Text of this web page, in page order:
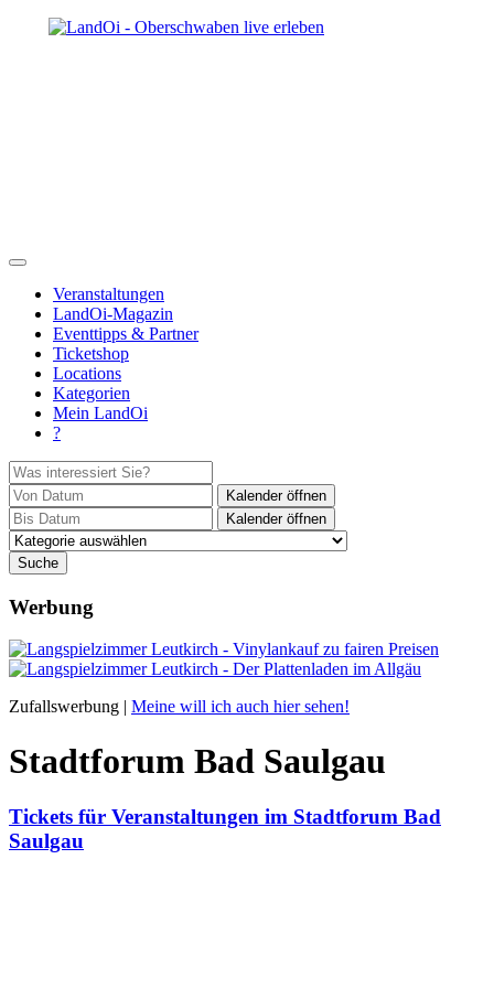
Veranstaltungen
LandOi-Magazin
Eventtipps & Partner
Ticketshop
Locations
Kategorien
Mein LandOi
?
Kalender öffnen
Kalender öffnen
Werbung
Zufallswerbung | Meine will ich auch hier sehen!
Stadtforum Bad Saulgau
Tickets für Veranstaltungen im Stadtforum Bad
Saulgau